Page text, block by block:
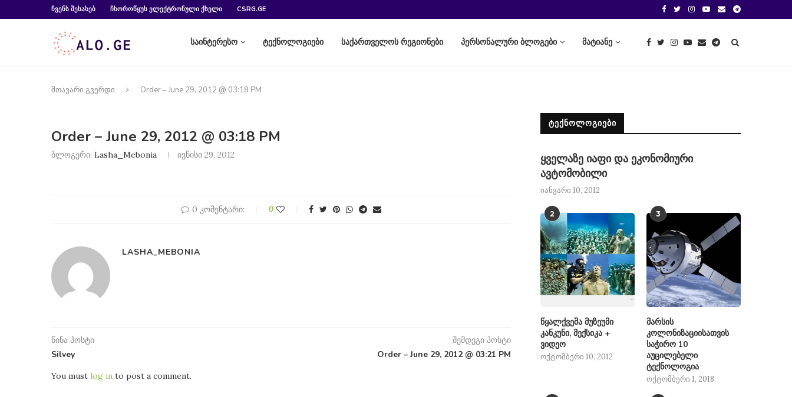
ᲩᲕᲔᲜᲡ ᲨᲔᲡᲐᲮᲔᲑ ᲩᲮᲝᲠᲝᲬᲧᲣᲡ ᲔᲚᲔᲥᲢᲠᲝᲜᲣᲚᲘ ᲥᲡᲔᲚᲘ CSRG.GE
საინტერესო ტექნოლოგიები საქართველოს რეგიონები პერსონალური ბლოგები მატიანე
მთავარი გვერდი Order – June 29, 2012 @ 03:18 PM
Order – June 29, 2012 @ 03:18 PM
ბლოგერი: Lasha_Mebonia ივნისი 29, 2012
0 კომენტარი: 0
LASHA_MEBONIA
წინა პოსტი
Silvey
შემდეგი პოსტი
Order – June 29, 2012 @ 03:21 PM
You must log in to post a comment.
ᲢᲔᲥᲜᲝᲚᲝᲒᲘᲔᲑᲘ
ყველაზე იაფი და ეკონომიური
ავტომობილი
იანვარი 10, 2012
2
წყალქვეშა მუზეუმი
კანკუნი, მექსიკა +
ვიდეო
ოქტომბერი 10, 2012
3
მარსის
კოლონიზაციისათვის
საჭირო 10
აუცილებელი
ტექნოლოგია
ოქტომბერი 1, 2018